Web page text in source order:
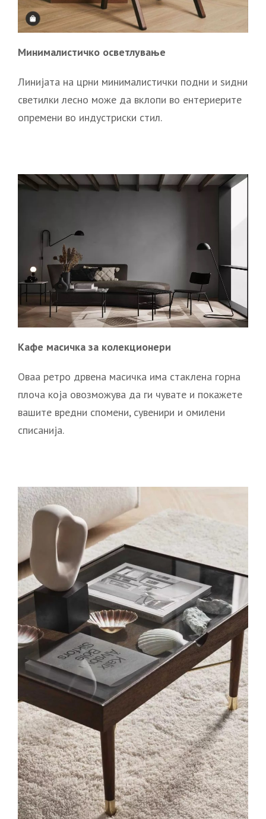
Минималистичко осветлување
Линијата на црни минималистички подни и ѕидни
светилки лесно може да вклопи во ентериерите
опремени во индустриски стил.
Кафе масичка за колекционери
Оваа ретро дрвена масичка има стаклена горна
плоча која овозможува да ги чувате и покажете
вашите вредни спомени, сувенири и омилени
списанија.